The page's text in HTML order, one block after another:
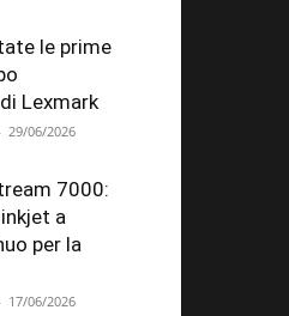
le prime
Lexmark
- 29/06/2026
7000:
a
per la
- 17/06/2026